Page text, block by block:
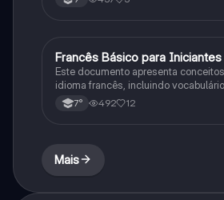
9º ano.
Francês
Francês Básico para Iniciantes
Este documento apresenta
idioma francês, incluindo
expressões úteis para conversação
7° 492 12
Mais